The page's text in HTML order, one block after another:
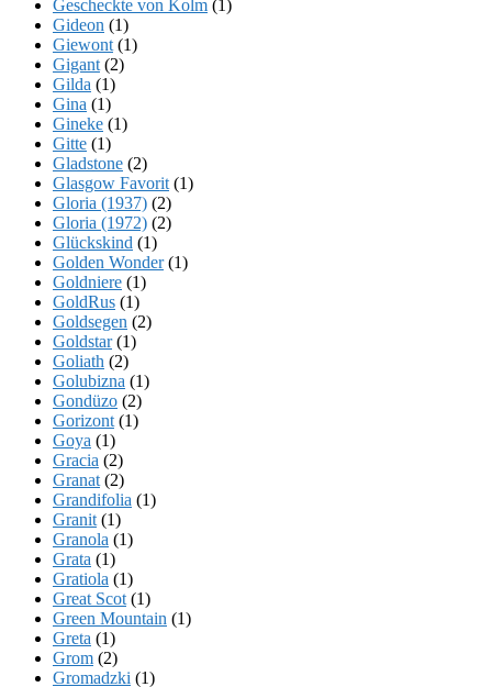
Gescheckte von Kolm (1)
Gideon (1)
Giewont (1)
Gigant (2)
Gilda (1)
Gina (1)
Gineke (1)
Gitte (1)
Gladstone (2)
Glasgow Favorit (1)
Gloria (1937) (2)
Gloria (1972) (2)
Glückskind (1)
Golden Wonder(1)
Goldniere (1)
GoldRus (1)
Goldsegen (2)
Goldstar(1)
Goliath (2)
Golubizna (1)
Gondüzo (2)
Gorizont (1)
Goya (1)
Gracia (2)
Granat (2)
Grandifolia (1)
Granit (1)
Granola (1)
Grata (1)
Gratiola (1)
Great Scot (1)
Green Mountain (1)
Greta (1)
Grom (2)
Gromadzki (1)